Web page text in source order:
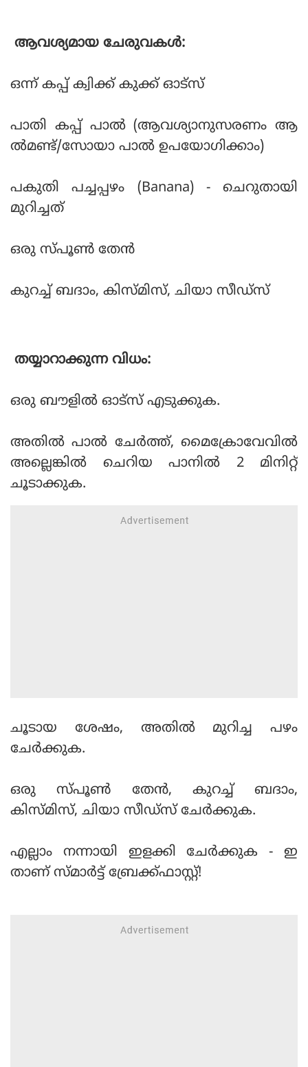
ആവശ്യമായ ചേരുവകള്‍:
ഒന്ന് കപ്പ് ക്വിക്ക് കുക്ക് ഓട്‌സ്
പാതി കപ്പ് പാല്‍ (ആവശ്യാനുസരണം ആ
ല്‍മണ്ട്/സോയാ പാല്‍ ഉപയോഗിക്കാം)
പകുതി പച്ചപ്പഴം (Banana) - ചെറുതായി
മുറിച്ചത്
ഒരു സ്പൂണ്‍ തേന്‍
കുറച്ച് ബദാം, കിസ്മിസ്, ചിയാ സീഡ്‌സ്
തയ്യാറാക്കുന്ന വിധം:
ഒരു ബൗളില്‍ ഓട്‌സ് എടുക്കുക.
അതില്‍ പാല്‍ ചേര്‍ത്ത്, മൈക്രോവേവില്‍
അല്ലെങ്കില്‍ ചെറിയ പാനില്‍ 2 മിനിറ്റ്
ചൂടാക്കുക.
ചൂടായ ശേഷം, അതില്‍ മുറിച്ച പഴം
ചേര്‍ക്കുക.
ഒരു സ്പൂണ്‍ തേന്‍, കുറച്ച് ബദാം,
കിസ്മിസ്, ചിയാ സീഡ്‌സ് ചേര്‍ക്കുക.
എല്ലാം നന്നായി ഇളക്കി ചേര്‍ക്കുക - ഇ
താണ് സ്മാര്‍ട്ട് ബ്രേക്ക്ഫാസ്റ്റ്!